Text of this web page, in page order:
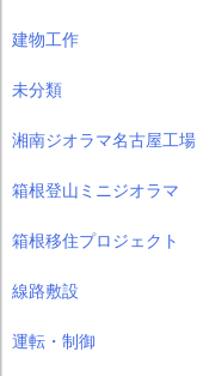
建物工作
未分類
湘南ジオラマ名古屋工場
箱根登山ミニジオラマ
箱根移住プロジェクト
線路敷設
運転・制御